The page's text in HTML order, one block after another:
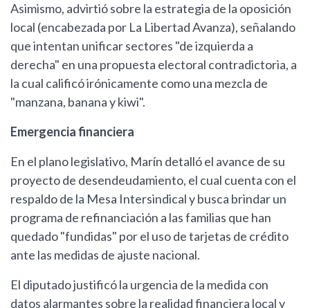
Asimismo, advirtió sobre la estrategia de la oposición
local (encabezada por La Libertad Avanza), señalando
que intentan unificar sectores "de izquierda a
derecha" en una propuesta electoral contradictoria, a
la cual calificó irónicamente como una mezcla de
"manzana, banana y kiwi".
Emergencia financiera
En el plano legislativo, Marín detalló el avance de su
proyecto de desendeudamiento, el cual cuenta con el
respaldo de la Mesa Intersindical y busca brindar un
programa de refinanciación a las familias que han
quedado "fundidas" por el uso de tarjetas de crédito
ante las medidas de ajuste nacional.
El diputado justificó la urgencia de la medida con
datos alarmantes sobre la realidad financiera local y